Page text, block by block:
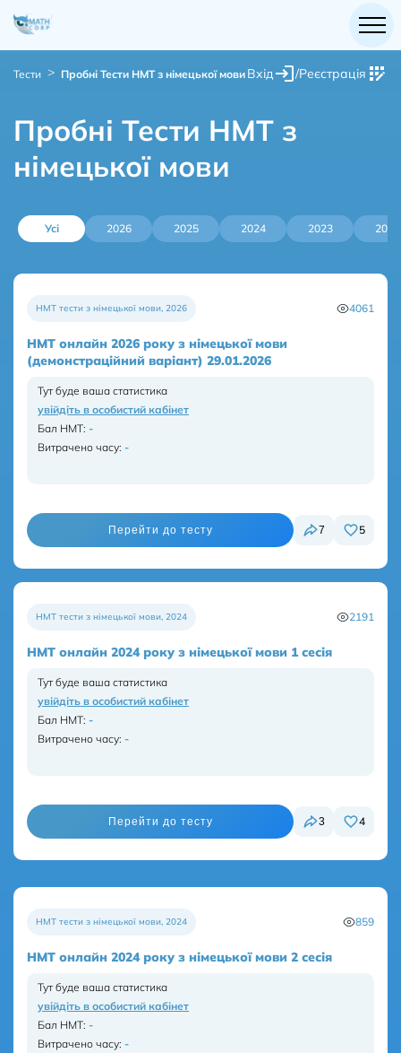
Тести Пробні Тести НМТ з німецької мови Вхід /Реєстрація
Пробні Тести НМТ з
німецької мови
Усі 2026 2025 2024 2023 2022
НМТ тести з німецької мови, 2026 4061
НМТ онлайн 2026 року з німецької мови
(демонстраційний варіант) 29.01.2026
Тут буде ваша статистика
увійдіть в особистий кабінет
Бал НМТ: -
Витрачено часу: -
Перейти до тесту 7 5
НМТ тести з німецької мови, 2024 2191
НМТ онлайн 2024 року з німецької мови 1 сесія
Тут буде ваша статистика
увійдіть в особистий кабінет
Бал НМТ: -
Витрачено часу: -
Перейти до тесту 3 4
НМТ тести з німецької мови, 2024 859
НМТ онлайн 2024 року з німецької мови 2 сесія
Тут буде ваша статистика
увійдіть в особистий кабінет
Бал НМТ: -
Витрачено часу: -